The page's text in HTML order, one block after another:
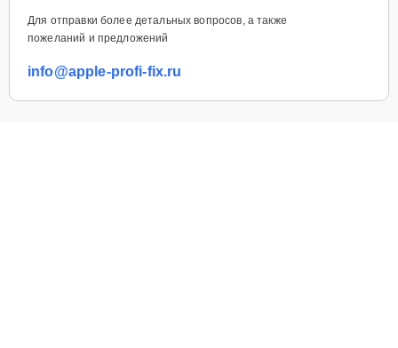
Для отправки более детальных вопросов, а также
пожеланий и предложений
info@apple-profi-fix.ru